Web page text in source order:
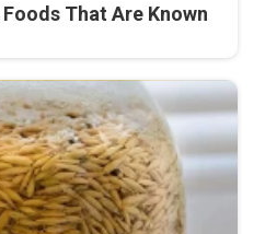
That Are Known